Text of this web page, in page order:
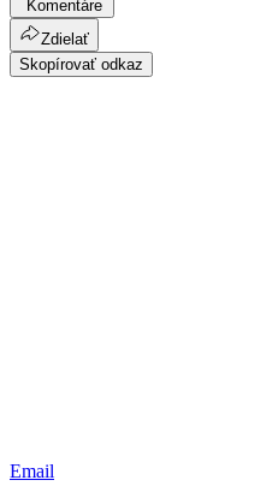
Komentáre
Zdielať
Skopírovať odkaz
Email